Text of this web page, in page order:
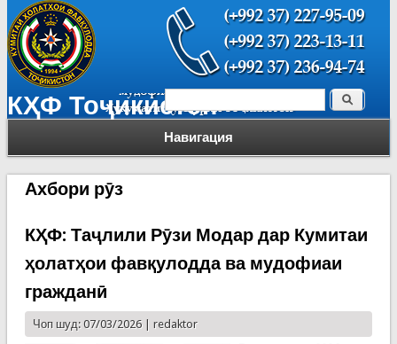
КҲФ Тоҷикистон
Навигация
Форма поиска Поиск
Ахбори рӯз
КҲФ: Таҷлили Рӯзи Модар дар Кумитаи
ҳолатҳои фавқулодда ва мудофиаи
гражданӣ
Чоп шуд: 07/03/2026 | redaktor